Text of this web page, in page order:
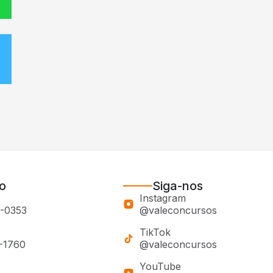
0353
Siga-nos
Instagram
@valeconcursos
TikTok
@valeconcursos
YouTube